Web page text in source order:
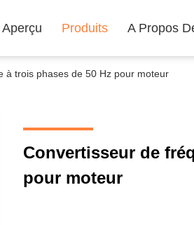
Aperçu Produits A Propos
à trois phases de 50 Hz pour moteur
Convertisseur de
pour moteur